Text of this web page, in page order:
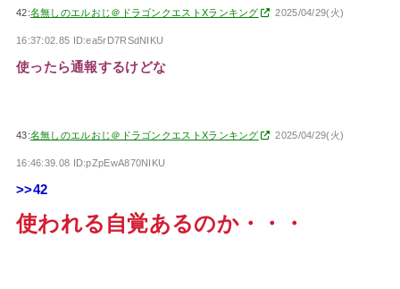
42:名無しのエルおじ＠ドラゴンクエストXランキング 2025/04/29(火)
16:37:02.85 ID:ea5rD7RSdNIKU
使ったら通報するけどな
43:名無しのエルおじ＠ドラゴンクエストXランキング 2025/04/29(火)
16:46:39.08 ID:pZpEwA870NIKU
>>42
使われる自覚あるのか・・・